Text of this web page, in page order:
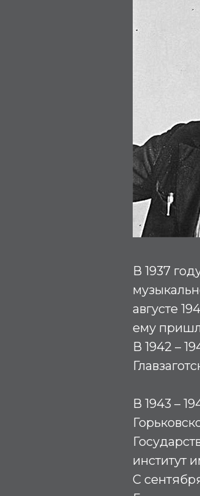
В 1937
августе
ему
В 1942 –
В 1943 –
институт
С